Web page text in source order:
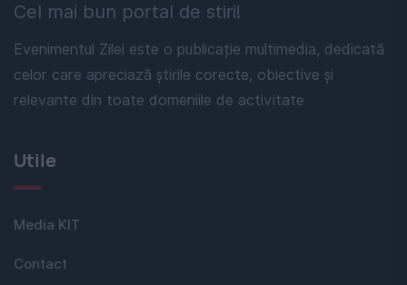
Cel mai bun portal de stiri!
Evenimentul Zilei este o publicație multimedia, dedicată
celor care apreciază știrile corecte, obiective și
relevante din toate domeniile de activitate
Utile
Media KIT
Contact